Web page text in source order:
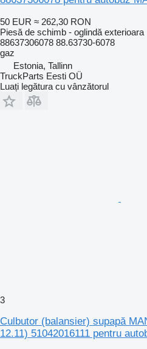
50 EUR ≈ 262,30 RON
Piesă de schimb - oglindă exterioara
88637306078 88.63730-6078
gaz
Estonia, Tallinn
TruckParts Eesti OÜ
Luați legătura cu vânzătorul
3
Culbutor (balansier) supapă
12.11) 51042016111 pentru